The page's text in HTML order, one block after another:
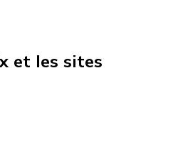
et les sites